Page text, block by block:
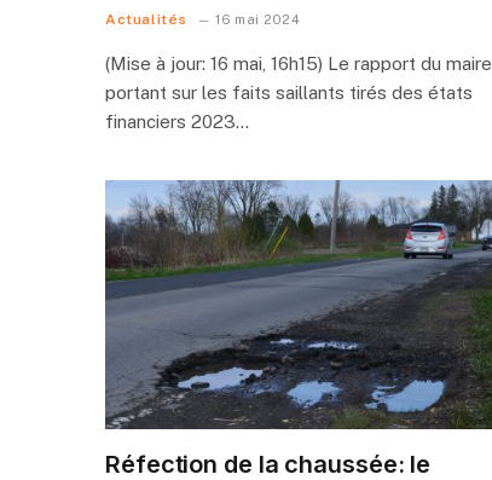
Actualités 16 mai 2024
(Mise à jour: 16 mai, 16h15) Le rapport du maire
portant sur les faits saillants tirés des états
financiers 2023…
Réfection de la chaussée: le